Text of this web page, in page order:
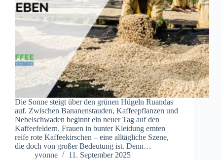
Die Sonne steigt über den grünen Hügeln Ruandas
auf. Zwischen Bananenstauden, Kaffeepflanzen und
Nebelschwaden beginnt ein neuer Tag auf den
Kaffeefeldern. Frauen in bunter Kleidung ernten
reife rote Kaffeekirschen – eine alltägliche Szene,
die doch von großer Bedeutung ist. Denn…
yvonne
11. September 2025